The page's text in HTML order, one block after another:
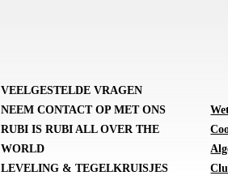
VEELGESTELDE VRAGEN
NEEM CONTACT OP MET ONS
RUBI IS RUBI ALL OVER THE
WORLD
LEVELING & TEGELKRUISJES